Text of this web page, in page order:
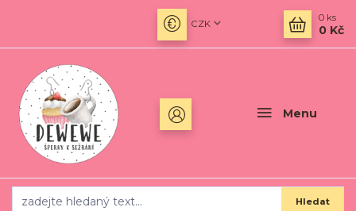
Menu
CZK
Hledat
0 ks
0 Kč